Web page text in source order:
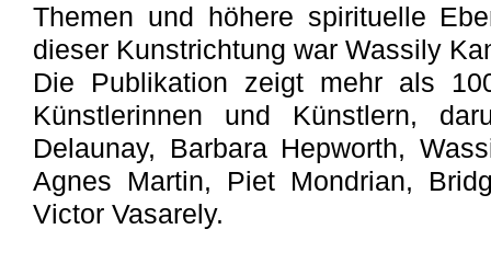
Themen und höhere spirituelle
dieser Kunstrichtung war Wassily
Die Publikation zeigt mehr als
Künstlerinnen und Künstlern,
Delaunay, Barbara Hepworth,
Agnes Martin, Piet Mondrian,
Victor Vasarely.